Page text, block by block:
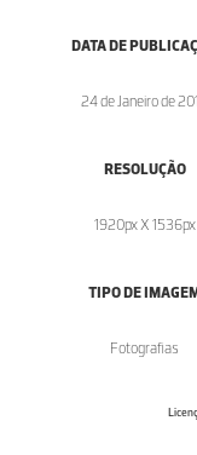
DATA DE
24 de Janeiro de
RESOLUÇÃO
1920px X 1536px
TIPO DE
Fotografias